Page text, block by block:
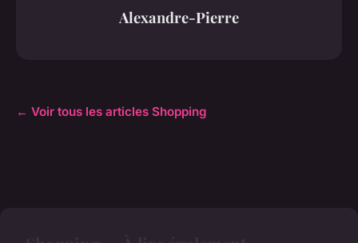
Alexandre-Pierre
← Voir tous les articles Shopping